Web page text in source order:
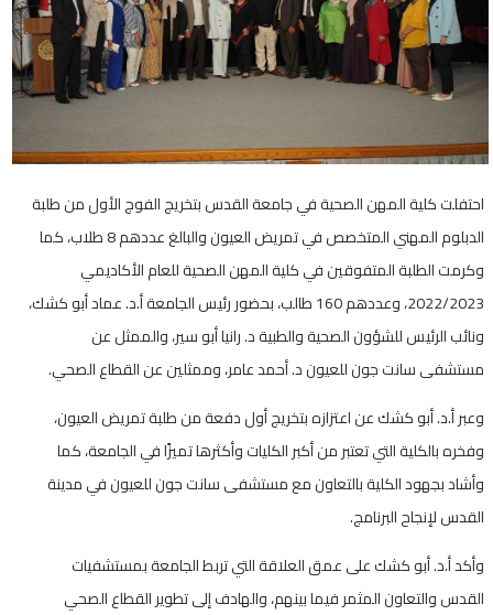
احتفلت كلية المهن الصحية في جامعة القدس بتخريج الفوج الأول من طلبة
الدبلوم المهني المتخصص في تمريض العيون والبالغ عددهم 8 طلاب، كما
وكرمت الطلبة المتفوقين في كلية المهن الصحية للعام الأكاديمي
2022/2023، وعددهم 160 طالب، بحضور رئيس الجامعة أ.د. عماد أبو كشك،
ونائب الرئيس للشؤون الصحية والطبية د. رانيا أبو سير، والممثل عن
مستشفى سانت جون للعيون د. أحمد عامر، وممثلين عن القطاع الصحي.
وعبر أ.د. أبو كشك عن اعتزازه بتخريج أول دفعة من طلبة تمريض العيون،
وفخره بالكلية التي تعتبر من أكبر الكليات وأكثرها تميزًا في الجامعة، كما
وأشاد بجهود الكلية بالتعاون مع مستشفى سانت جون للعيون في مدينة
القدس لإنجاح البرنامج.
وأكد أ.د. أبو كشك على عمق العلاقة التي تربط الجامعة بمستشفيات
القدس والتعاون المثمر فيما بينهم، والهادف إلى تطوير القطاع الصحي